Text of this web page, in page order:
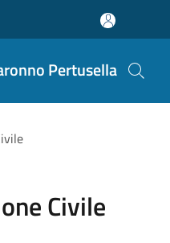
Pertusella
Civile